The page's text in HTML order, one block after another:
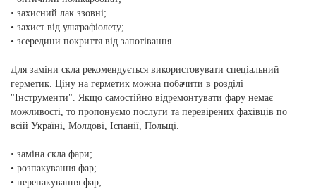
• захисний лак ззовні;
• захист від ультрафіолету;
• зсередини покриття від запотівання.
Для заміни скла рекомендується використовувати спеціальний
герметик. Ціну на герметик можна побачити в розділі
"Інструменти". Якщо самостійно відремонтувати фару немає
можливості, то пропонуємо послуги та перевірених фахівців по
всій Україні, Молдові, Іспанії, Польщі.
• заміна скла фари;
• розпакування фар;
• перепакування фар;